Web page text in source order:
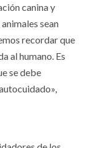
canina y
sean
recordar que
al humano. Es
se debe